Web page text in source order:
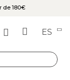
de 180€
ES